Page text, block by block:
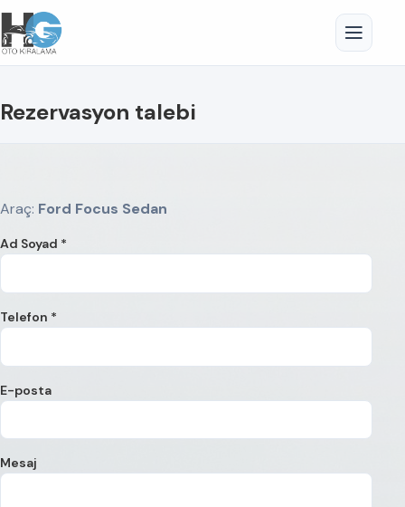
Rezervasyon talebi
Araç: Ford Focus Sedan
Ad Soyad *
Telefon *
E-posta
Mesaj